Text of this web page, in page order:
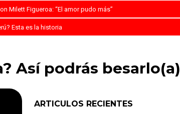
Milett Figueroa: “El amor pudo más”
Esta es la historia
Así podrás besarlo(a)
ARTICULOS RECIENTES